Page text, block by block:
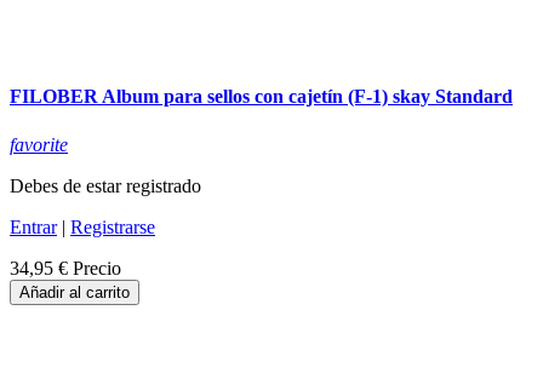
FILOBER Album para sellos con cajetín (F-1) skay Standard
favorite
Debes de estar registrado
Entrar| Registrarse
34,95 € Precio
Añadir al carrito